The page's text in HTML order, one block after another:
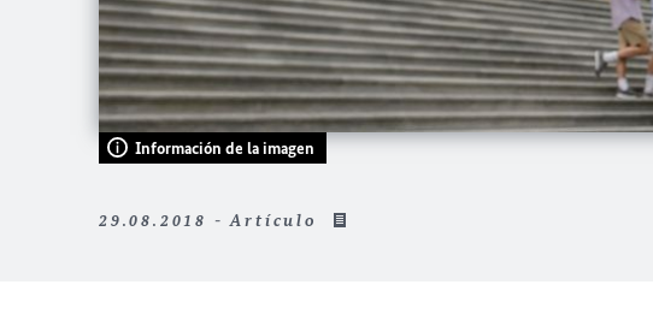
Información de la imagen
29.08.2018 - Artículo